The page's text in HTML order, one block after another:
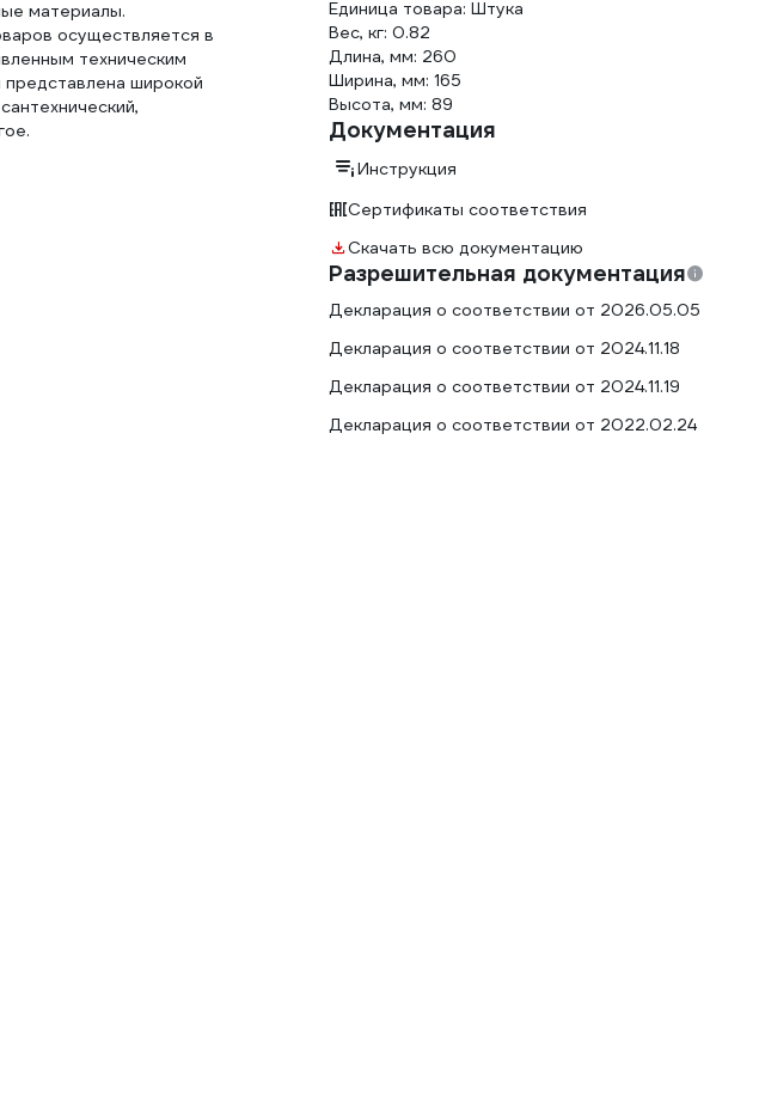
Легко переносить в рюкзаке или сумке
Подставка в комплекте
Установка на любой поверхности
материалы.
осуществляется в
техническим
представлена широкой
Единица товара: Штука
Вес, кг: 0.82
Длина, мм: 260
Ширина, мм: 165
Высота, мм: 89
Документация
Инструкция
Сертификаты соответствия
Скачать всю документацию
Разрешительная документация
Декларация о соответствии от 2026.05.05
Декларация о соответствии от 2024.11.18
Декларация о соответствии от 2024.11.19
Декларация о соответствии от 2022.02.24